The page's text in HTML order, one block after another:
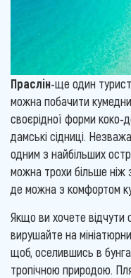
Праслін-ще один
можна побачити
своєрідної форми коко-
дамські сідниці.
одним з найбільших
можна трохи більше ніж
де можна з комфортом
Якщо ви хочете відчути
вирушайте на
щоб, оселившись в
тропічною природою.